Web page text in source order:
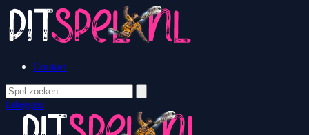
Contact
Inloggen